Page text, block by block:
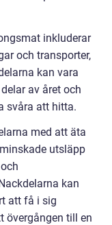
inkluderar
och transporter,
kan vara
av året och
svåra att hitta.
med att äta
utsläpp
kan
att få i sig
övergången till en